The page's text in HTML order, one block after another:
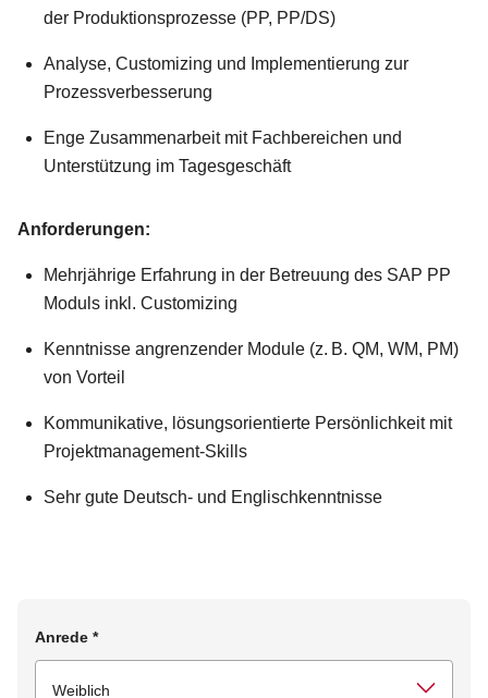
der Produktionsprozesse (PP, PP/DS)
Analyse, Customizing und Implementierung zur
Prozessverbesserung
Enge Zusammenarbeit mit Fachbereichen und
Unterstützung im Tagesgeschäft
Anforderungen:
Mehrjährige Erfahrung in der Betreuung des SAP PP
Moduls inkl. Customizing
Kenntnisse angrenzender Module (z. B. QM, WM, PM)
von Vorteil
Kommunikative, lösungsorientierte Persönlichkeit mit
Projektmanagement-Skills
Sehr gute Deutsch- und Englischkenntnisse
Anrede *